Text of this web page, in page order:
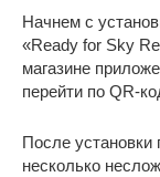
Начнем с
«Ready for Sky
магазине
перейти по QR-
После установки
несколько